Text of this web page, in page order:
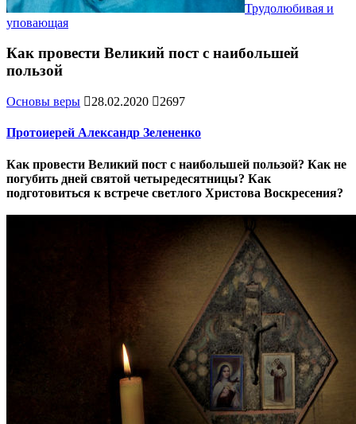
Трудолюбивая и
уповающая
Как провести Великий пост с наибольшей
пользой
Основы веры 28.02.2020 2697
Протоиерей Александр Зелененко
Как провести Великий пост с наибольшей пользой? Как не
погубить дней святой четыредесятницы? Как
подготовиться к встрече светлого Христова Воскресения?